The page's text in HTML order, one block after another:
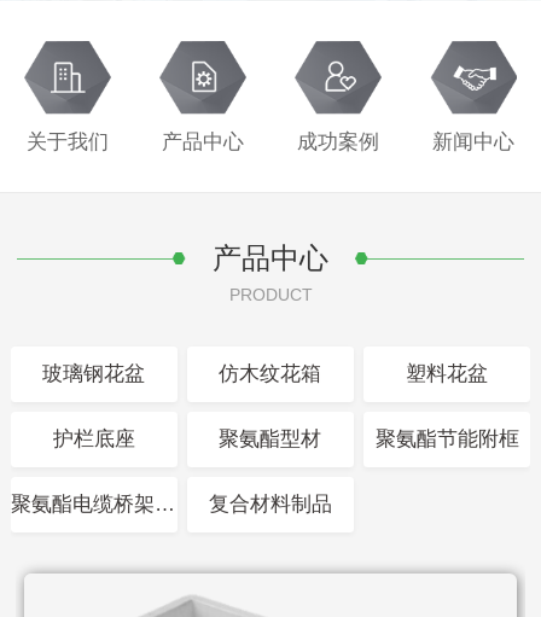
关于我们 产品中心 成功案例 新闻中心
产品中心
PRODUCT
玻璃钢花盆 仿木纹花箱 塑料花盆
护栏底座 聚氨酯型材 聚氨酯节能附框
聚氨酯电缆桥架支架 复合材料制品